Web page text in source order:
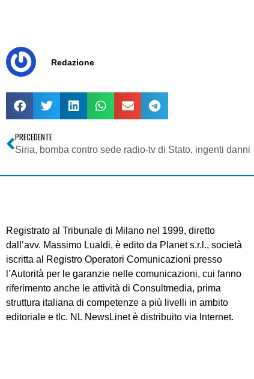
Redazione
PRECEDENTE
Siria, bomba contro sede radio-tv di Stato, ingenti danni
Registrato al Tribunale di Milano nel 1999, diretto
dall’avv. Massimo Lualdi, è edito da Planet s.r.l., società
iscritta al Registro Operatori Comunicazioni presso
l’Autorità per le garanzie nelle comunicazioni, cui fanno
riferimento anche le attività di Consultmedia, prima
struttura italiana di competenze a più livelli in ambito
editoriale e tlc. NL NewsLinet è distribuito via Internet.